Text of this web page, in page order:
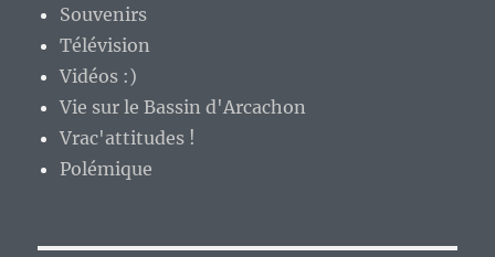
Souvenirs
Télévision
Vidéos :)
Vie sur le Bassin d'Arcachon
Vrac'attitudes !
Polémique